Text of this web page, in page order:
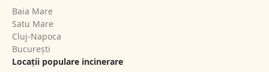
Baia Mare
Satu Mare
Cluj-Napoca
București
Locații populare incinerare